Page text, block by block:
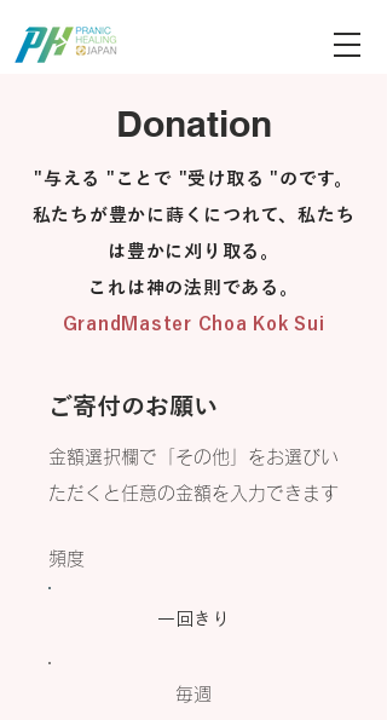
Donation
"与える "ことで "受け取る "のです。
私たちが豊かに蒔くにつれて、私たち
は豊かに刈り取る。
これは神の法則である。
GrandMaster Choa Kok Sui
ご寄付のお願い
​金額選択欄で「その他」をお選びい
ただくと任意の金額を入力できます
頻度
一回きり
毎週